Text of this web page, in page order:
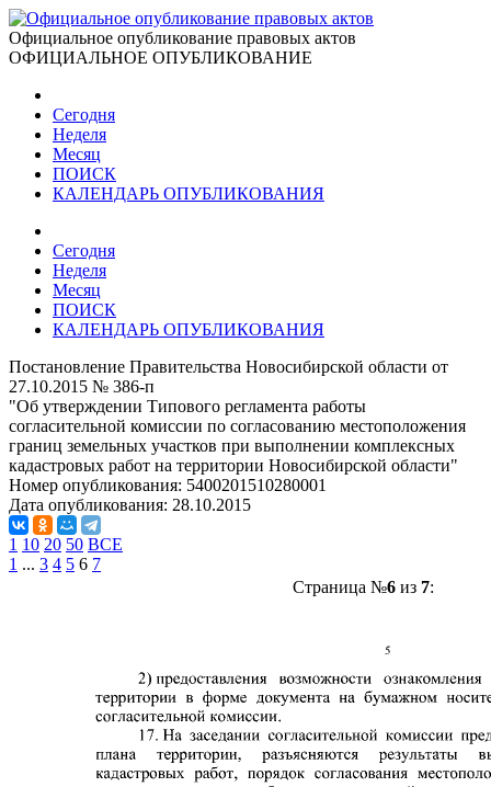
Официальное опубликование правовых актов
ОФИЦИАЛЬНОЕ ОПУБЛИКОВАНИЕ
Сегодня
Неделя
Месяц
ПОИСК
КАЛЕНДАРЬ ОПУБЛИКОВАНИЯ
Сегодня
Неделя
Месяц
ПОИСК
КАЛЕНДАРЬ ОПУБЛИКОВАНИЯ
Постановление Правительства Новосибирской области от
27.10.2015 № 386-п
"Об утверждении Типового регламента работы
согласительной комиссии по согласованию местоположения
границ земельных участков при выполнении комплексных
кадастровых работ на территории Новосибирской области"
Номер опубликования: 5400201510280001
Дата опубликования: 28.10.2015
1 10 20 50 ВСЕ
1 ... 3 4 5 6 7
Страница №6из 7: